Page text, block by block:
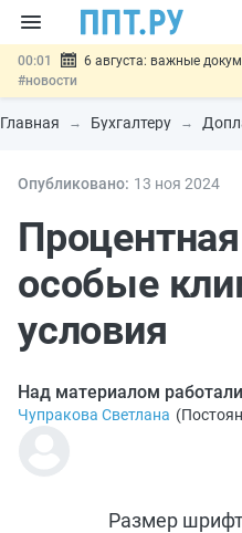
00:01
6 августа: важные
#новости
05.08 Обновили сообщения НПФ
сбережений#новости
05.08 Систему страхования
05.08
Подписан
#новости
Главная Бухгалтеру
Опубликовано: 13 ноя 2024
особые
условия
Над материалом
Чупракова Светлана (
Размер